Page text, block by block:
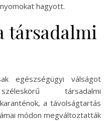
hagyott.
társadalmi
egészségügyi válságot
társadalmi
a távolságtartás
módon megváltoztatták